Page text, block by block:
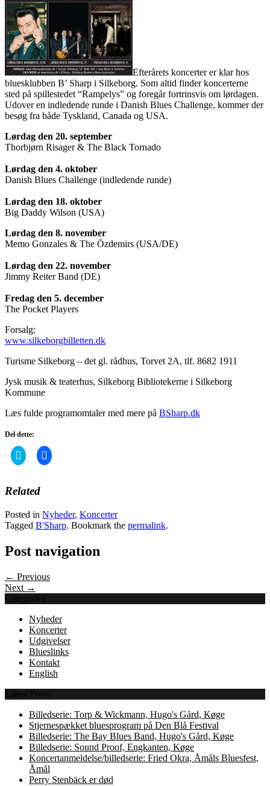
Efterårets koncerter er klar hos
bluesklubben B’ Sharp i Silkeborg. Som altid finder koncerterne
sted på spillestedet “Rampelys” og foregår fortrinsvis om lørdagen.
Udover en indledende runde i Danish Blues Challenge, kommer der
besøg fra både Tyskland, Canada og USA.
Lørdag den 20. september
Thorbjørn Risager & The Black Tornado
Lørdag den 4. oktober
Danish Blues Challenge (indledende runde)
Lørdag den 18. oktober
Big Daddy Wilson (USA)
Lørdag den 8. november
Memo Gonzales & The Özdemirs (USA/DE)
Lørdag den 22. november
Jimmy Reiter Band (DE)
Fredag den 5. december
The Pocket Players
Forsalg:
www.silkeborgbilletten.dk
Turisme Silkeborg – det gl. rådhus, Torvet 2A, tlf. 8682 1911
Jysk musik & teaterhus, Silkeborg Bibliotekerne i Silkeborg
Kommune
Læs fulde programomtaler med mere på BSharp.dk
Del dette:
Click
to
Twitter
(Opens
new
window)
Click
to
new
window)
Related
Posted in Nyheder, Koncerter
Tagged B'Sharp. Bookmark the permalink.
Post navigation
← Previous
Next →
Categories
Nyheder
Koncerter
Udgivelser
Blueslinks
Kontakt
English
Latest Posts
Billedserie: Torp & Wickmann, Hugo's Gård, Køge
Stjernespækket bluesprogram på Den Blå Festival
Billedserie: The Bay Blues Band, Hugo's Gård, Køge
Billedserie: Sound Proof, Engkanten, Køge
Koncertanmeldelse/billedserie: Fried Okra, Åmåls Bluesfest,
Åmål
Perry Stenbäck er død